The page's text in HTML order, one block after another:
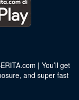
| You’ll get
and super fast